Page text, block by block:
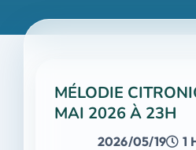
MÉLODIE
MAI 2026 À 23H
2026/05/19 1